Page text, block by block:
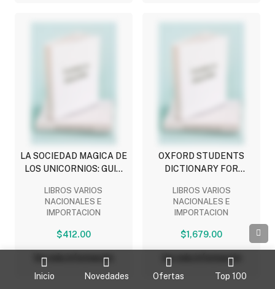
Inicio Novedades Ofertas Top 100
LA SOCIEDAD MAGICA DE
LOS UNICORNIOS: GUIA
LIBROS VARIOS
NACIONALES E
IMPORTACION
$412.00
Ver más información
OXFORD STUDENTS
DICTIONARY FOR
ADVANCED LEARNRES
OF ENGLISH
LIBROS VARIOS
NACIONALES E
IMPORTACION
$1,679.00
Ver más información